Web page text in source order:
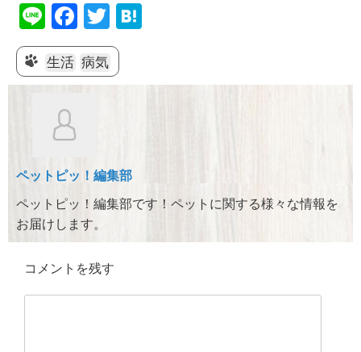
Li
n
e
F
a
c
e
o
k
T
wi
tt
er
n
生活 病気
ペットピッ！編集部
ペットピッ！編集部です！ペットに関する様々な情報を
お届けします。
コメントを残す